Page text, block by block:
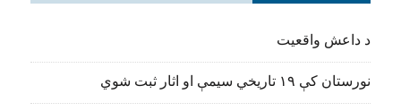
د داعش واقعیت
نورستان کې ۱۹ تاریخي سیمې او اثار ثبت شوي